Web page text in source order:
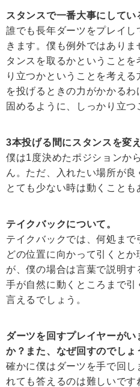
スタンスで一番大事にしてい
誰でも長年ダーツをプレイ
きます。僕も例外ではあり
タンスを取るかということ
り立つかということを考え
を投げるときの力がかかる
固めるように、しっかり立つ
3本投げる間にスタンスを変
僕は1度決めたポジションか
ん。ただ、入れたい場所が
とても少ない時は動くことも
テイクバックについて。
テイクバックでは、何処まで
どの位置に向かって引くと
が、僕の場合は言葉で説明
手が自然に動くところまで引
言えるでしょう。
ダーツを回すプレイヤーが
か？また、なぜ回すのでしょ
確かに僕はダーツを手で回
れても答えるのは難しいです